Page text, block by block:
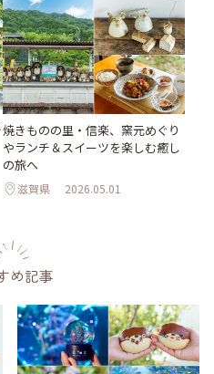
焼きものの里・信楽、窯元めぐり
やランチ＆スイーツを楽しむ癒し
の旅へ
滋賀県 2026.05.01
め記事